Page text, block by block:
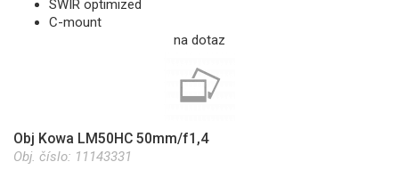
SWIR optimized
C-mount
na dotaz
Obj Kowa LM50HC 50mm/f1,4
Obj. číslo: 11143331